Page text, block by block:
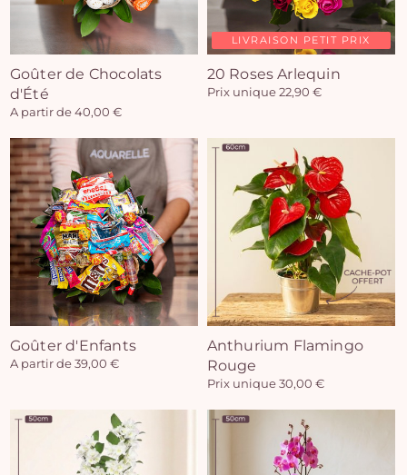
Goûter de Chocolats
d'Été
A partir de 40,00 €
LIVRAISON PETIT PRIX
20 Roses Arlequin
Prix unique 22,90 €
Goûter d'Enfants
A partir de 39,00 €
Anthurium Flamingo
Rouge
Prix unique 30,00 €